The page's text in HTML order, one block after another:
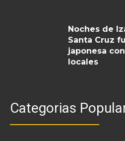
Noches de
Santa Cruz
japonesa
locales
Categorias